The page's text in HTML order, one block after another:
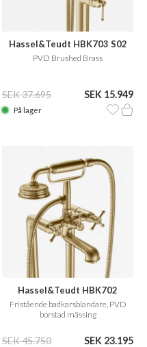
Hassel&Teudt HBK703 S02
PVD Brushed Brass
SEK 37.695 SEK 15.949
På lager
Hassel&Teudt HBK702
Fristående badkarsblandare, PVD
borstad mässing
SEK 45.750 SEK 23.195